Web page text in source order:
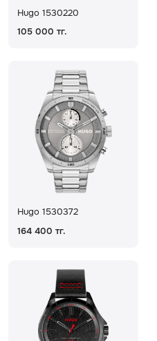
Hugo 1530220
105 000 тг.
Hugo 1530372
164 400 тг.